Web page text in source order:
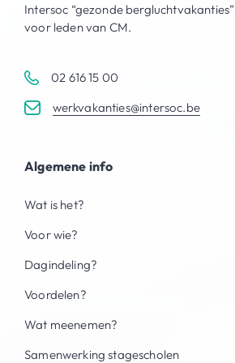
Intersoc “gezonde bergluchtvakanties”
voor leden van CM.
02 616 15 00
werkvakanties@intersoc.be
Algemene info
Wat is het?
Voor wie?
Dagindeling?
Voordelen?
Wat meenemen?
Samenwerking stagescholen